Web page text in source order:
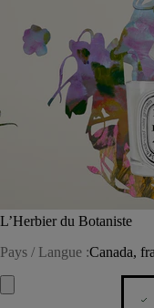
L’Herbier du Botaniste
Pays / Langue :Canada,